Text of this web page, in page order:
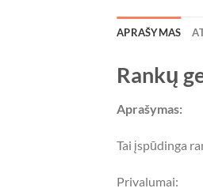
APRAŠYMAS
Rankų
Aprašymas:
Tai įspūdinga
Privalumai: